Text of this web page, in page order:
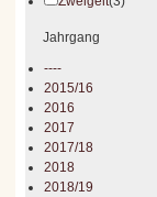
Jahrgang
----
2015/16
2016
2017
2017/18
2018
2018/19